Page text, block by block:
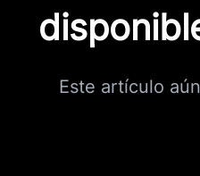
Este artículo